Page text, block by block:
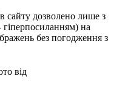
сайту дозволено лише з
на
без погодження з
від